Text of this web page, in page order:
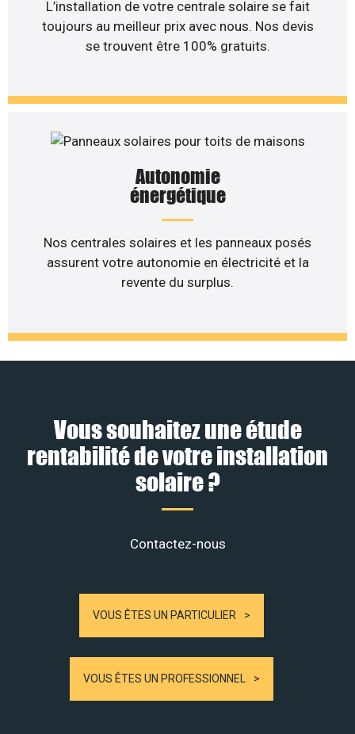
L’installation de votre centrale solaire se fait
toujours au meilleur prix avec nous. Nos devis
se trouvent être 100% gratuits.
Autonomie
énergétique
Nos centrales solaires et les panneaux posés
assurent votre autonomie en électricité et la
revente du surplus.
Vous souhaitez une étude
rentabilité de votre installation
solaire ?
Contactez-nous
VOUS ÊTES UN PARTICULIER
VOUS ÊTES UN PROFESSIONNEL